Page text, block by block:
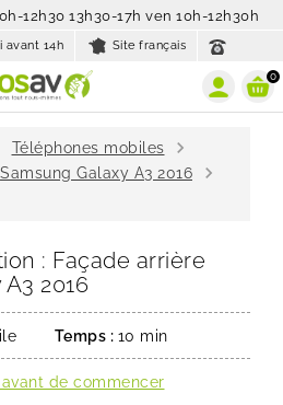
12h30 13h30-17h ven 10h-12h30h
avant 14h Site français
0
Téléphones mobiles chevron_right
Samsung Galaxy A3 2016 chevron_right
: Façade arrière
2016
Temps : 10 min
de commencer